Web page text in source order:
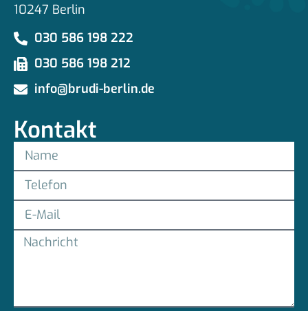
10247 Berlin
030 586 198 222
030 586 198 212
info@brudi-berlin.de
Kontakt